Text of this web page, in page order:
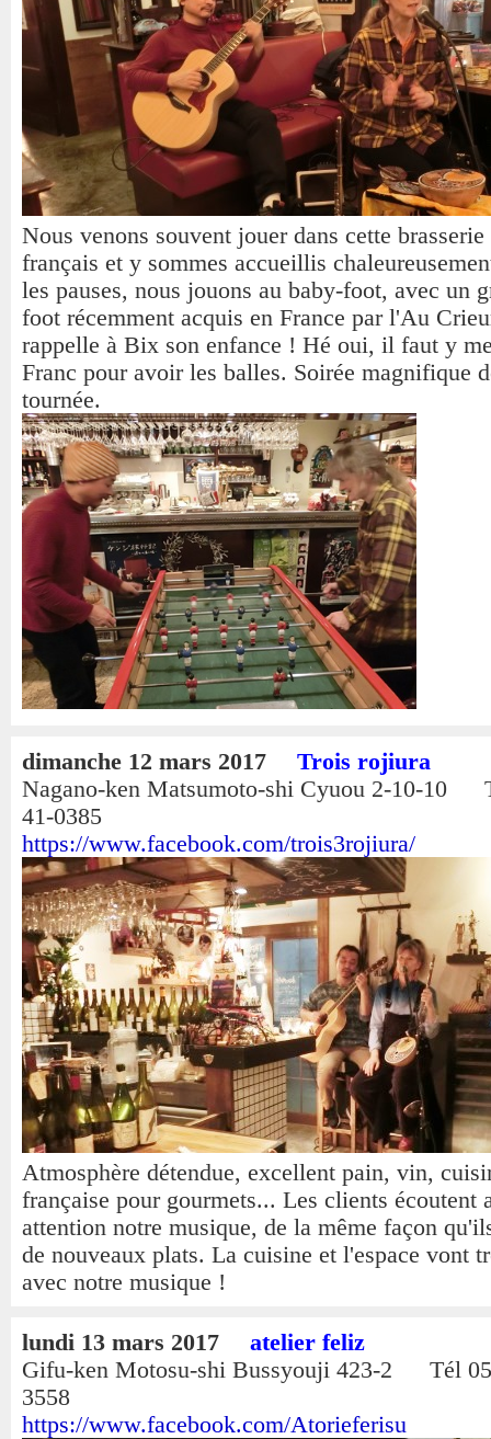
Nous venons souvent jouer dans cette
français et y sommes accueillis
les pauses, nous jouons au baby-foot, avec un
foot récemment acquis en France par l'Au
rappelle à Bix son enfance ! Hé oui, il faut y
Franc pour avoir les balles. Soirée magnifique
tournée.
dimanche 12 mars 2017
Trois rojiura
Nagano-ken Matsumoto-shi Cyuou 2-10-10
41-0385
https://www.facebook.com/trois3rojiura/
Atmosphère détendue, excellent pain, vin,
française pour gourmets... Les clients écoutent
attention notre musique, de la même façon
de nouveaux plats. La cuisine et l'espace vont
avec notre musique !
lundi 13 mars 2017
atelier feliz
Gifu-ken Motosu-shi Bussyouji 423-2 Tél
3558
https://www.facebook.com/Atorieferisu